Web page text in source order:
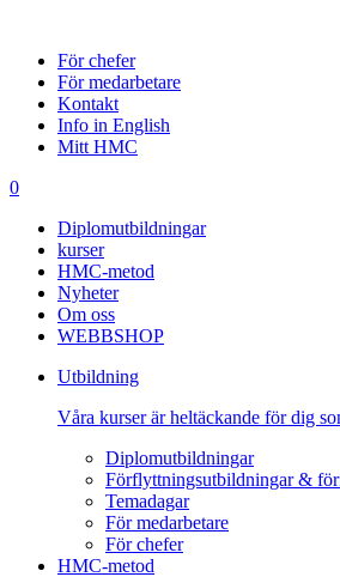
För chefer
För medarbetare
Kontakt
Info in English
Mitt HMC
0
Diplomutbildningar
kurser
HMC-metod
Nyheter
Om oss
WEBBSHOP
Utbildning
Våra kurser är heltäckande för dig
Diplomutbildningar
Förflyttningsutbildningar &
Temadagar
För medarbetare
För chefer
HMC-metod